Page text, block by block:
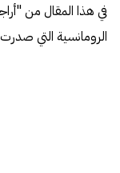
في هذا المقال من
الرومانسية التي صدرت عام 2022، فلا تفوتكم